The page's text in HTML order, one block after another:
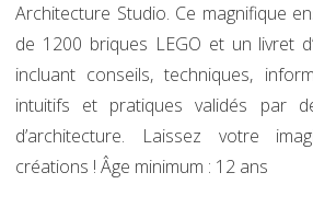
Architecture Studio. Ce magnifique
de 1200 briques LEGO et un livret
incluant conseils, techniques,
intuitifs et pratiques validés par
d’architecture. Laissez votre
créations ! Âge minimum : 12 ans